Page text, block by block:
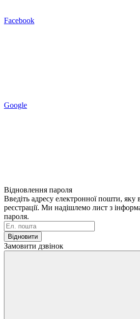
Facebook
Google
Відновлення пароля
Введіть адресу електронної пошти, яку
реєстрації. Ми надішлемо лист з
пароля.
Відновити
Замовити дзвінок